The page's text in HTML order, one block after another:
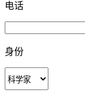
电话
身份